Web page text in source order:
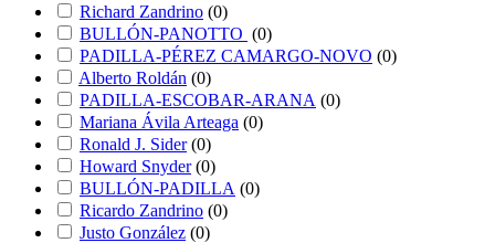
Richard Zandrino (0)
BULLÓN-PANOTTO (0)
PADILLA-PÉREZ CAMARGO-NOVO (0)
Alberto Roldán (0)
PADILLA-ESCOBAR-ARANA (0)
Mariana Ávila Arteaga (0)
Ronald J. Sider (0)
Howard Snyder (0)
BULLÓN-PADILLA (0)
Ricardo Zandrino (0)
Justo González (0)